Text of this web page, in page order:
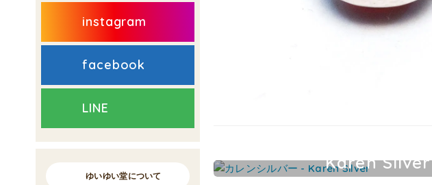
Karen Silver
instagram
facebook
LINE
ゆいゆい堂について